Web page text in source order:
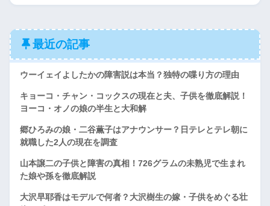
最近の記事
ウーイェイよしたかの障害説は本当？独特の喋り方の理由
キョーコ・チャン・コックスの現在と夫、子供を徹底解説！
ヨーコ・オノの娘の半生と大和解
郷ひろみの娘・二谷薫子はアナウンサー？日テレとテレ朝に
就職した2人の現在を調査
山本譲二の子供と障害の真相！726グラムの未熟児で生まれ
た娘や孫を徹底解説
大沢早耶香はモデルで何者？大沢樹生の嫁・子供をめぐる壮